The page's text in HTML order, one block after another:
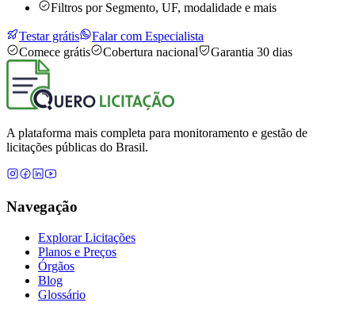
Filtros por Segmento, UF, modalidade e mais
Testar grátis
Falar com Especialista
Comece grátis
Cobertura nacional Garantia 30 dias
A plataforma mais completa para monitoramento e gestão de
licitações públicas do Brasil.
Navegação
Explorar Licitações
Planos e Preços
Órgãos
Blog
Glossário